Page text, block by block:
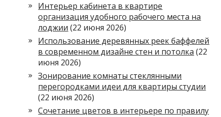
Интерьер кабинета в квартире
организация удобного рабочего места на
лоджии (22 июня 2026)
Использование деревянных реек баффелей
в современном дизайне стен и потолка (22
июня 2026)
Зонирование комнаты стеклянными
перегородками идеи для квартиры студии
(22 июня 2026)
Сочетание цветов в интерьере по правилу